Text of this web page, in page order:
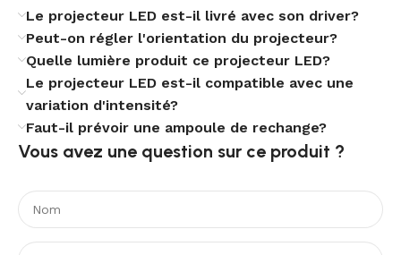
facilite l’orientation du flux lumineux et permet
d’ajuster précisément le positionnement du faisceau.
Avec ses dimensions de 300 mm de longueur, 436 mm
de hauteur et 65 mm de largeur, il présente un format
technique équilibré. Son poids de 4,1 kg confirme une
construction sérieuse, adaptée à un usage
professionnel durable.
Une lumière sélectionnable selon
l’ambiance recherchée
Le projecteur LED est-il livré avec son driver?
Peut-on régler l'orientation du projecteur?
Quelle lumière produit ce projecteur LED?
Le projecteur LED est-il compatible avec une
variation d'intensité?
Faut-il prévoir une ampoule de rechange?
Vous avez une question sur ce produit ?​